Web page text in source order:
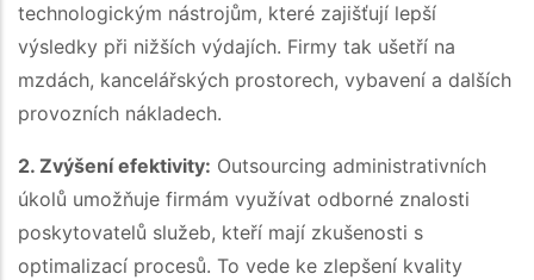
technologickým nástrojům, které zajišťují lepší
výsledky při nižších výdajích. Firmy tak ušetří na
mzdách, kancelářských prostorech, vybavení a dalších
provozních nákladech.
2. Zvýšení efektivity: Outsourcing administrativních
úkolů umožňuje firmám využívat odborné znalosti
poskytovatelů služeb, kteří mají zkušenosti s
optimalizací procesů. To vede ke zlepšení kvality